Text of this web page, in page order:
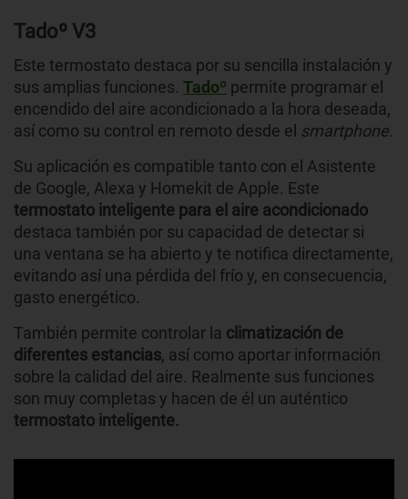
Tadoº V3
Este termostato destaca por su sencilla instalación y
sus amplias funciones. Tadoº permite programar el
encendido del aire acondicionado a la hora deseada,
así como su control en remoto desde el smartphone.
Su aplicación es compatible tanto con el Asistente
de Google, Alexa y Homekit de Apple. Este
termostato inteligente para el aire acondicionado
destaca también por su capacidad de detectar si
una ventana se ha abierto y te notifica directamente,
evitando así una pérdida del frío y, en consecuencia,
gasto energético.
También permite controlar la climatización de
diferentes estancias, así como aportar información
sobre la calidad del aire. Realmente sus funciones
son muy completas y hacen de él un auténtico
termostato inteligente.